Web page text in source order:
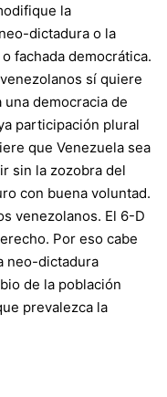
la
dictadura o la
fachada democrática.
sí quiere
democracia de
participación plural
que Venezuela sea
sin la zozobra del
con buena voluntad.
venezolanos. El 6-D
Por eso cabe
neo-dictadura
de la población
prevalezca la